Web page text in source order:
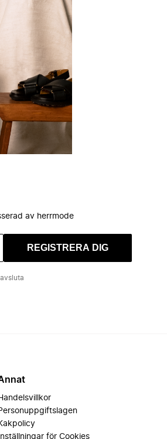
av herrmode
REGISTRERA DIG
Inställningar för Cookies